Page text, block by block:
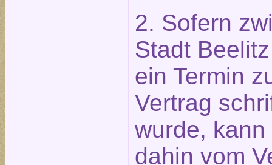
2. Sofern
Stadt
ein Termin
Vertrag
wurde,
dahin vom